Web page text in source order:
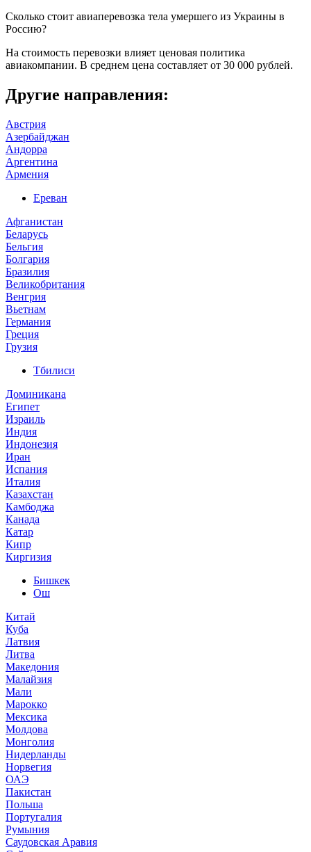
Сколько стоит авиаперевозка тела умершего из Украины в
Россию?
На стоимость перевозки влияет ценовая политика
авиакомпании. В среднем цена составляет от 30 000 рублей.
Другие направления:
Австрия
Азербайджан
Андорра
Аргентина
Армения
Ереван
Афганистан
Беларусь
Бельгия
Болгария
Бразилия
Великобритания
Венгрия
Вьетнам
Германия
Греция
Грузия
Тбилиси
Доминикана
Египет
Израиль
Индия
Индонезия
Иран
Испания
Италия
Казахстан
Камбоджа
Канада
Катар
Кипр
Киргизия
Бишкек
Ош
Китай
Куба
Латвия
Литва
Македония
Малайзия
Мали
Марокко
Мексика
Молдова
Монголия
Нидерланды
Норвегия
ОАЭ
Пакистан
Польша
Португалия
Румыния
Саудовская Аравия